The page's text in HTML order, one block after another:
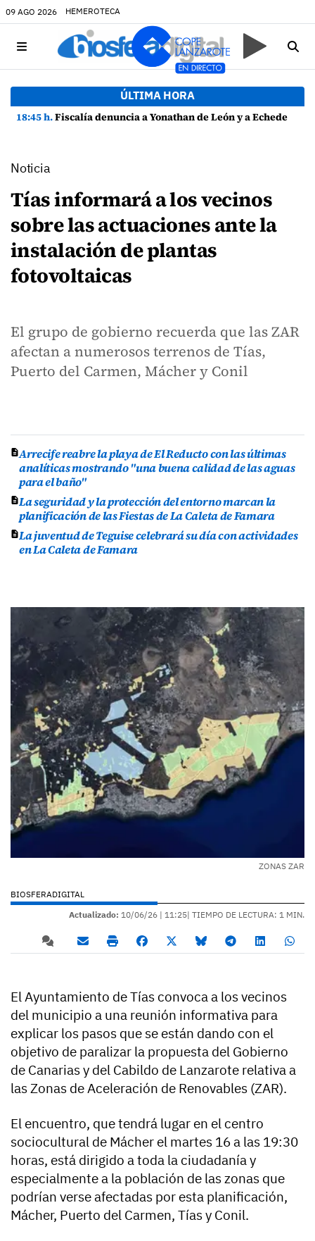
09 AGO 2026 HEMEROTECA
ÚLTIMA HORA
18:45 h.Fiscalía denuncia a Yonathan de León y a Echedey Eugenio por presuntas anomalías en contratos festivos
Noticia
Tías informará a los vecinos
sobre las actuaciones ante la
instalación de plantas
fotovoltaicas
El grupo de gobierno recuerda que las ZAR
afectan a numerosos terrenos de Tías,
Puerto del Carmen, Mácher y Conil
Arrecife reabre la playa de El Reducto con las últimas
analíticas mostrando "una buena calidad de las aguas
para el baño"
La seguridad y la protección del entorno marcan la
planificación de las Fiestas de La Caleta de Famara
La juventud de Teguise celebrará su día con actividades
en La Caleta de Famara
ZONAS ZAR
BIOSFERADIGITAL
Actualizado: 10/06/26 | 11:25| TIEMPO DE LECTURA: 1 MIN.
El Ayuntamiento de Tías convoca a los vecinos
del municipio a una reunión informativa para
explicar los pasos que se están dando con el
objetivo de paralizar la propuesta del Gobierno
de Canarias y del Cabildo de Lanzarote relativa a
las Zonas de Aceleración de Renovables (ZAR).
El encuentro, que tendrá lugar en el centro
sociocultural de Mácher el martes 16 a las 19:30
horas, está dirigido a toda la ciudadanía y
especialmente a la población de las zonas que
podrían verse afectadas por esta planificación,
Mácher, Puerto del Carmen, Tías y Conil.